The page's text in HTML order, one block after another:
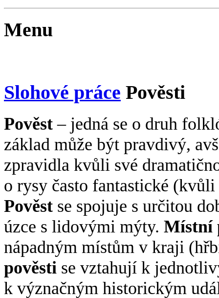
Menu
Slohové práce Pověsti
Pověst – jedná se o druh
základ může být pravdivý,
zpravidla kvůli své
o rysy často fantastické
Pověst se spojuje s určitou
úzce s lidovými mýty. Místní
nápadným místům v kraji
pověsti se vztahují k
k význačným historickým